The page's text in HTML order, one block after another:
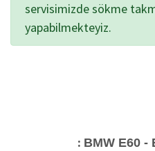
servisimizde sökme
yapabilmekteyiz.
: BMW E60 -